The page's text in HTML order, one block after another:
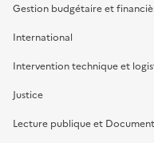
Gestion budgétaire et
International
Intervention technique et
Justice
Lecture publique et